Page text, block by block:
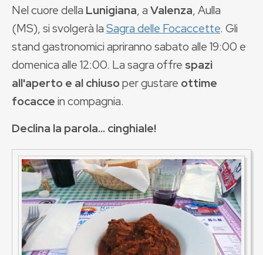
Nel cuore della Lunigiana, aValenza, Aulla
(MS), si svolgerà laSagra delle Focaccette. Gli
stand gastronomici apriranno sabato alle 19:00 e
domenica alle 12:00. La sagra offre spazi
all'aperto e al chiusoper gustare ottime
focaccein compagnia.
Declina la parola... cinghiale!